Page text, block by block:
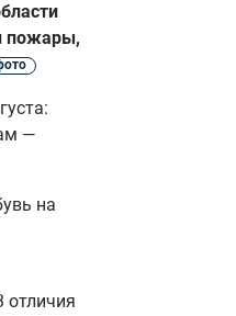
пожары,
—
на
отличия